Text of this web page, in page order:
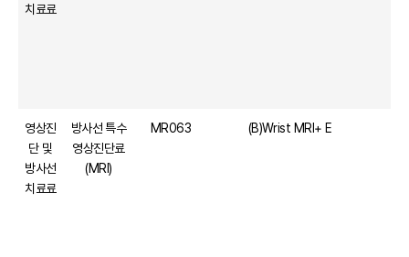
치료료
영상진
단 및
방사선
치료료
방사선 특수
영상진단료
(MRI)
MR063 (B)Wrist MRI+ E